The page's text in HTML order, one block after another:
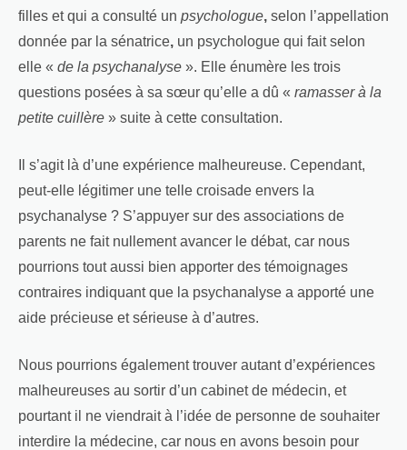
filles et qui a consulté un psychologue, selon l’appellation
donnée par la sénatrice, un psychologue qui fait selon
elle « de la psychanalyse ». Elle énumère les trois
questions posées à sa sœur qu’elle a dû « ramasser à la
petite cuillère » suite à cette consultation.
Il s’agit là d’une expérience malheureuse. Cependant,
peut-elle légitimer une telle croisade envers la
psychanalyse ? S’appuyer sur des associations de
parents ne fait nullement avancer le débat, car nous
pourrions tout aussi bien apporter des témoignages
contraires indiquant que la psychanalyse a apporté une
aide précieuse et sérieuse à d’autres.
Nous pourrions également trouver autant d’expériences
malheureuses au sortir d’un cabinet de médecin, et
pourtant il ne viendrait à l’idée de personne de souhaiter
interdire la médecine, car nous en avons besoin pour